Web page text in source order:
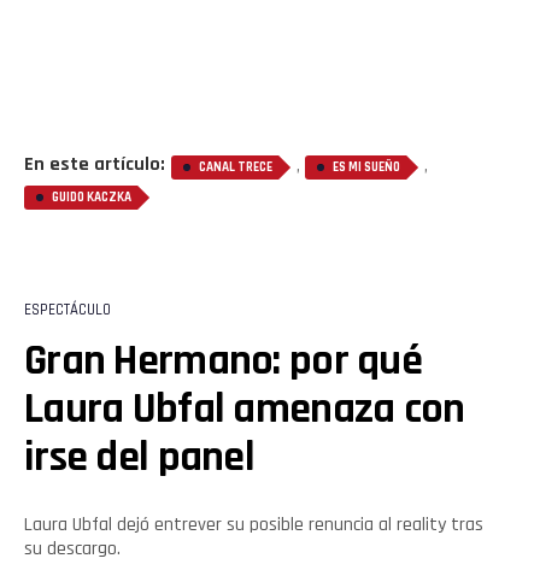
En este artículo: CANAL TRECE , ES MI SUEÑO ,
GUIDO KACZKA
ESPECTÁCULO
Gran Hermano: por qué
Laura Ubfal amenaza con
irse del panel
Laura Ubfal dejó entrever su posible renuncia al reality tras
su descargo.
Email